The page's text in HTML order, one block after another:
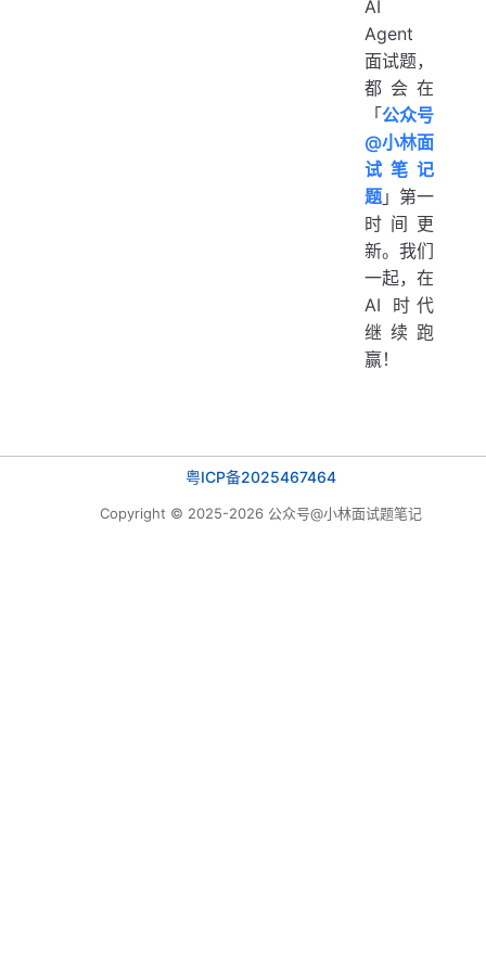
AI
Agent
面试题，
都会在
「 公众号
@小林面
试笔记
题」第一
时间更
新。我们
一起，在
AI 时代
继续跑
赢！
粤ICP备2025467464
Copyright © 2025-2026 公众号@小林面试题笔记